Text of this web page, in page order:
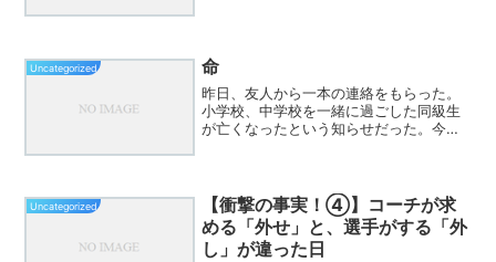
なく「人間力...
Uncategorized 命
昨日、友人から一本の連絡をもらった。
小学校、中学校を一緒に過ごした同級生
が亡くなったという知らせだった。今
子どもたち――男の子、男の...
Uncategorized
【衝撃の事実！④】コーチが求
める「外せ」と、選手がする「外
し」が違った日